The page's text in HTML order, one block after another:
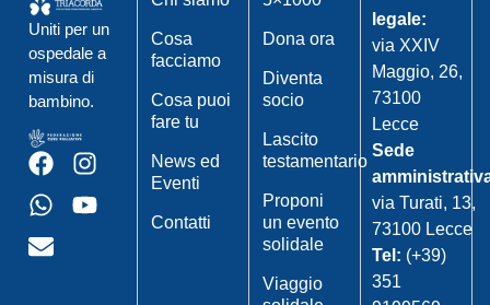
Uniti per un
ospedale a
misura di
bambino.
Cosa
facciamo
Cosa puoi
fare tu
News ed
Eventi
Contatti
Dona ora
Diventa
socio
Lascito
testamentario
Proponi
un evento
solidale
Viaggio
legale:
via XXIV
Maggio, 26,
73100
Lecce
Sede
via Turati, 13,
73100 Lecce
Tel: (+39)
351